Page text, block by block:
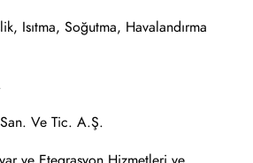
Isıtma, Soğutma, Havalandırma
Ve Tic. A.Ş.